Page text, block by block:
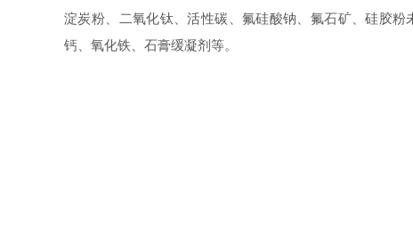
淀炭粉、二氧化钛、活性碳、氟硅酸钠、氟石矿、硅胶
钙、氧化铁、石膏缓凝剂等。